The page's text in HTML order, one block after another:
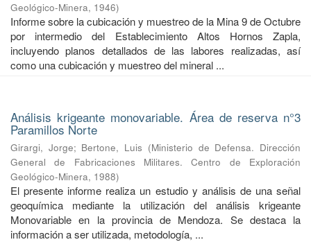
Geológico-Minera, 1946)
Informe sobre la cubicación y muestreo de la Mina 9 de Octubre
por intermedio del Establecimiento Altos Hornos Zapla,
incluyendo planos detallados de las labores realizadas, así
como una cubicación y muestreo del mineral ...
Análisis krigeante monovariable. Área de reserva n°3
Paramillos Norte
Girargi, Jorge; Bertone, Luis (Ministerio de Defensa. Dirección
General de Fabricaciones Militares. Centro de Exploración
Geológico-Minera, 1988)
El presente informe realiza un estudio y análisis de una señal
geoquímica mediante la utilización del análisis krigeante
Monovariable en la provincia de Mendoza. Se destaca la
información a ser utilizada, metodología, ...